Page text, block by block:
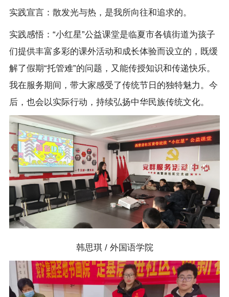
实践宣言：散发光与热，是我所向往和追求的。
实践感悟：“小红星”公益课堂是临夏市各镇街道为孩子
们提供丰富多彩的课外活动和成长体验而设立的，既缓
解了假期“托管难”的问题，又能传授知识和传递快乐。
我在服务期间，带大家感受了传统节日的独特魅力。今
后，也会以实际行动，持续弘扬中华民族传统文化。
韩思琪 / 外国语学院